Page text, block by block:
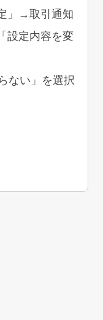
」→取引通知
設定内容を変
ない」を選択